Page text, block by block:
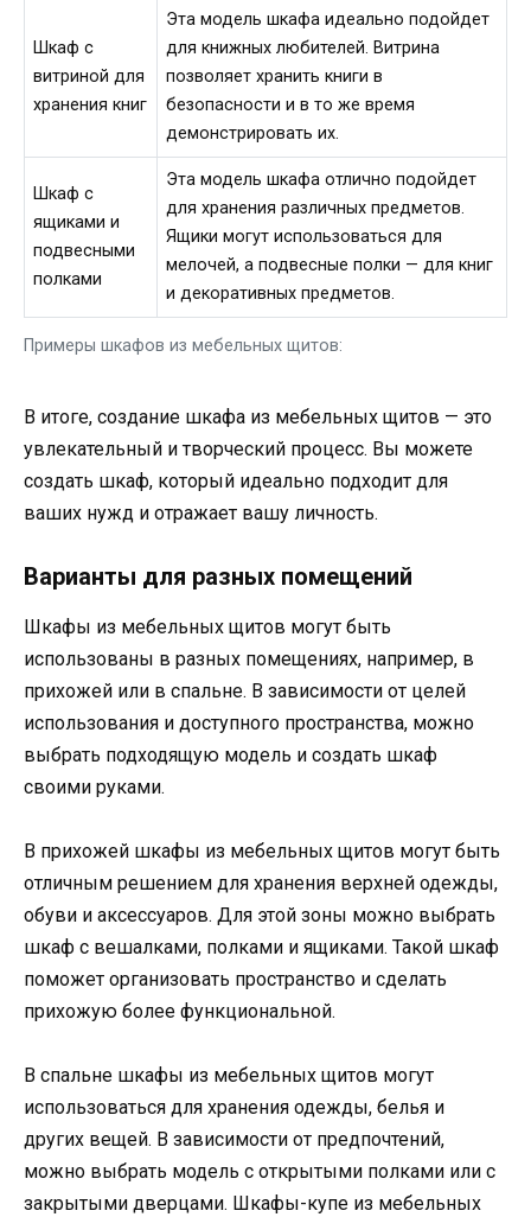
Примеры шкафов из мебельных щитов:
Шкаф с
витриной для
хранения книг
Эта модель шкафа идеально подойдет
для книжных любителей. Витрина
позволяет хранить книги в
безопасности и в то же время
демонстрировать их.
Шкаф с
ящиками и
подвесными
полками
Эта модель шкафа отлично подойдет
для хранения различных предметов.
Ящики могут использоваться для
мелочей, а подвесные полки — для книг
и декоративных предметов.
В итоге, создание шкафа из мебельных щитов — это
увлекательный и творческий процесс. Вы можете
создать шкаф, который идеально подходит для
ваших нужд и отражает вашу личность.
Варианты для разных помещений
Шкафы из мебельных щитов могут быть
использованы в разных помещениях, например, в
прихожей или в спальне. В зависимости от целей
использования и доступного пространства, можно
выбрать подходящую модель и создать шкаф
своими руками.
В прихожей шкафы из мебельных щитов могут быть
отличным решением для хранения верхней одежды,
обуви и аксессуаров. Для этой зоны можно выбрать
шкаф с вешалками, полками и ящиками. Такой шкаф
поможет организовать пространство и сделать
прихожую более функциональной.
В спальне шкафы из мебельных щитов могут
использоваться для хранения одежды, белья и
других вещей. В зависимости от предпочтений,
можно выбрать модель с открытыми полками или с
закрытыми дверцами. Шкафы-купе из мебельных